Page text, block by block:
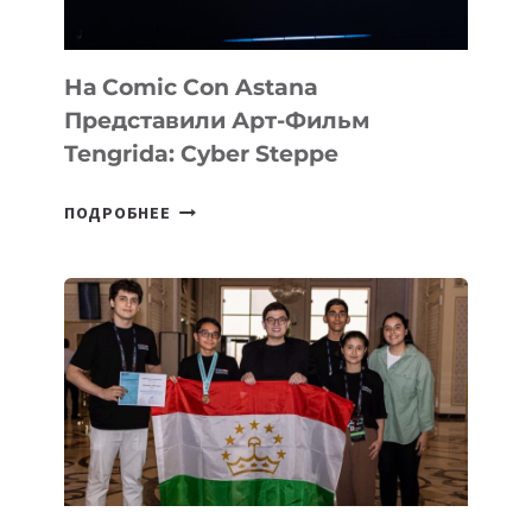
На Comic Con Astana
Представили Арт-Фильм
Tengrida: Cyber Steppe
ПОДРОБНЕЕ
ASTANA
ПРЕДСТАВИЛИ
АРТ-
ФИЛЬМ
TENGRIDA:
CYBER
STEPPE